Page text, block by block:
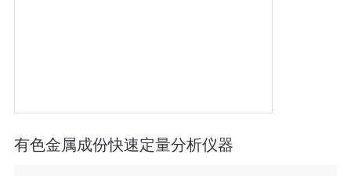
有色金属成份快速定量分析仪器